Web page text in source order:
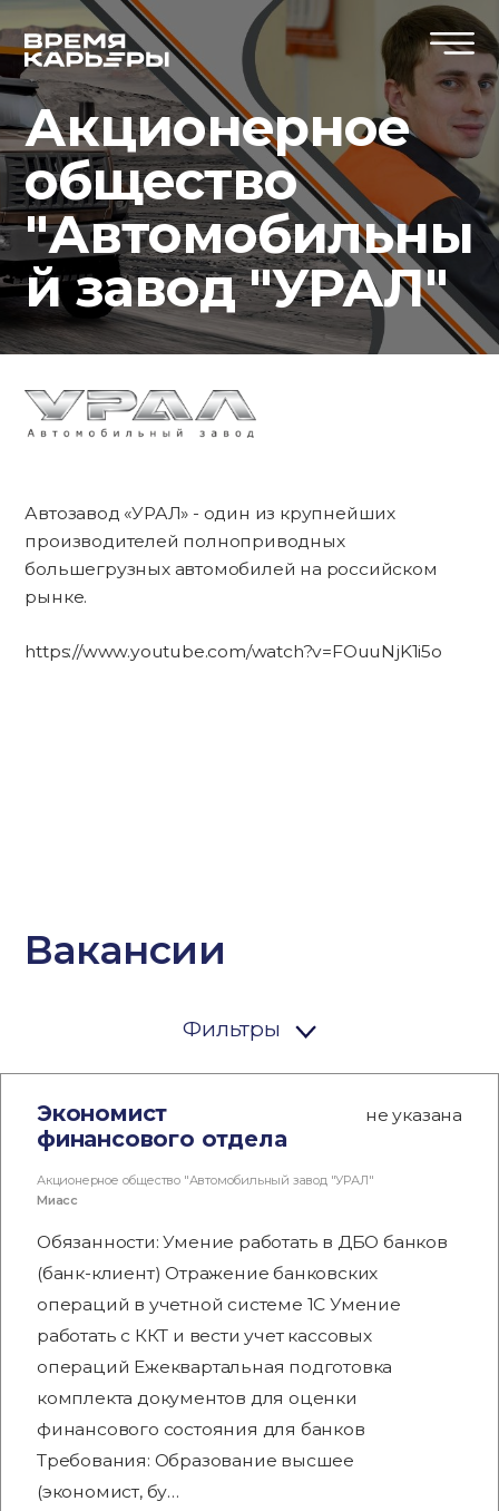
Акционерное
общество
"Автомобильны
й завод "УРАЛ"
Автозавод «УРАЛ» - один из крупнейших
производителей полноприводных
большегрузных автомобилей на российском
рынке.
https://www.youtube.com/watch?v=FOuuNjK1i5o
Вакансии
Фильтры
Экономист
финансового отдела
не указана
Акционерное общество "Автомобильный завод "УРАЛ"
Миасс
Обязанности: Умение работать в ДБО банков
(банк-клиент) Отражение банковских
операций в учетной системе 1С Умение
работать с ККТ и вести учет кассовых
операций Ежеквартальная подготовка
комплекта документов для оценки
финансового состояния для банков
Требования: Образование высшее
(экономист, бу…